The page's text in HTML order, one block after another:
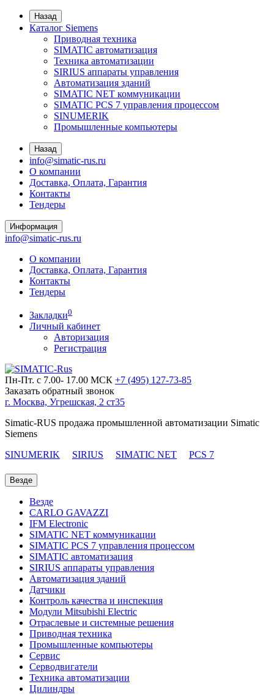
Назад
Каталог Siemens
Приводная техника
SIMATIC автоматизация
Техника автоматизации
SIRIUS аппараты управления
Автоматизация зданий
SIMATIC NET коммуникации
SIMATIC PCS 7 управления процессом
SINUMERIK
Промышленные компьютеры
Назад
info@simatic-rus.ru
О компании
Доставка, Оплата, Гарантия
Контакты
Тендеры
Информация
info@simatic-rus.ru
О компании
Доставка, Оплата, Гарантия
Контакты
Тендеры
Закладки0
Личный кабинет
Авторизация
Регистрация
Пн-Пт. с 7.00- 17.00 МСК +7 (495) 127-73-85
Заказать обратный звонок
г. Москва, Угрешская, 2 ст35
Simatic-RUS продажа промышленной автоматизации Simatic
Siemens
SINUMERIK
SIRIUS SIMATIC NET PCS 7
Везде
Везде
CARLO GAVAZZI
IFM Electronic
SIMATIC NET коммуникации
SIMATIC PCS 7 управления процессом
SIMATIC автоматизация
SIRIUS аппараты управления
Автоматизация зданий
Датчики
Контроль качества и инспекция
Модули Mitsubishi Electric
Отраслевые и системные решения
Приводная техника
Промышленные компьютеры
Сервис
Серводвигатели
Техника автоматизации
Цилиндры